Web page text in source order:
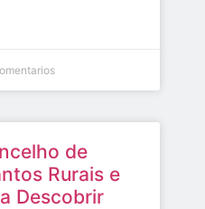
de
Rurais e
Descobrir